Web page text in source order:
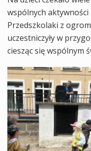
wspólnych
Przedszkolaki z
uczestniczyły w
ciesząc się wspólnym